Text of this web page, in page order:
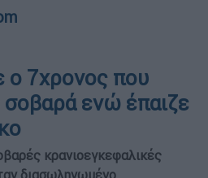
ο 7χρονος που
σοβαρά ενώ έπαιζε
κρανιοεγκεφαλικές
διασωληνωμένο